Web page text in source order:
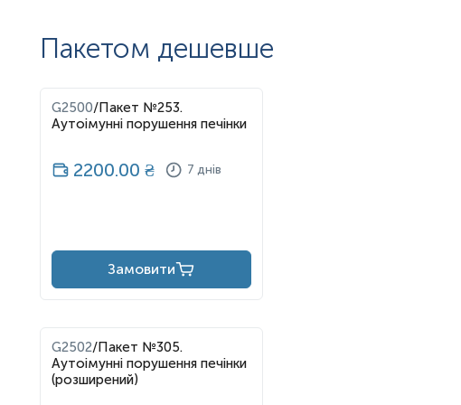
Пакетом дешевше
G2500/Пакет №253.
Аутоімунні порушення печінки
2200.00 ₴ 7 днів
Замовити
G2502/Пакет №305.
Аутоімунні порушення печінки
(розширений)